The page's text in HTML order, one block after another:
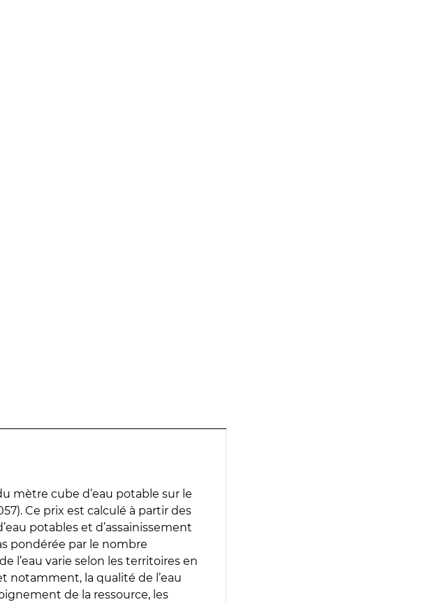
mètre cube d’eau potable sur le
Ce prix est calculé à partir des
potables et d’assainissement
pondérée par le nombre
l’eau varie selon les territoires en
notamment, la qualité de l’eau
de la ressource, les